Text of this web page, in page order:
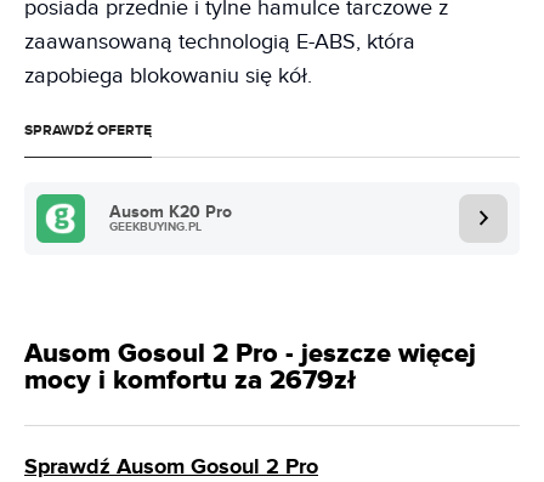
posiada przednie i tylne hamulce tarczowe z
zaawansowaną technologią E-ABS, która
zapobiega blokowaniu się kół.
SPRAWDŹ OFERTĘ
Ausom K20 Pro
GEEKBUYING.PL
Ausom Gosoul 2 Pro - jeszcze więcej
mocy i komfortu za 2679zł
Sprawdź Ausom Gosoul 2 Pro